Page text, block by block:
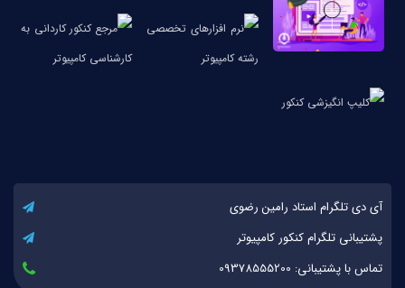
آی دی تلگرام استاد رامین رضوی
پشتیبانی تلگرام کنکور کامپیوتر
تماس با پشتیبانی: 09378555200